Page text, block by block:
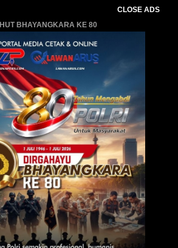
CLOSE ADS
HUT BHAYANGKARA KE 80